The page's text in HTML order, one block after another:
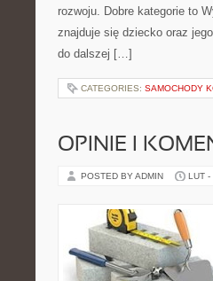
rozwoju. Dobre kategorie to
znajduje się dziecko oraz
do dalszej […]
CATEGORIES: SAMOCHODY
OPINIE I
POSTED BY ADMIN LUT -